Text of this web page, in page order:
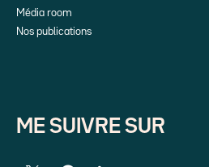
Média room
Nos publications
ME SUIVRE SUR